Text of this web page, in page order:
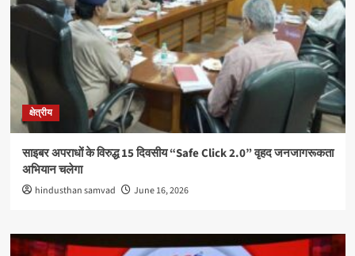
क्षेत्रीय
साइबर अपराधों के विरुद्ध 15 दिवसीय “Safe Click 2.0” वृहद जनजागरूकता
अभियान चलेगा
hindusthan samvad June 16, 2026